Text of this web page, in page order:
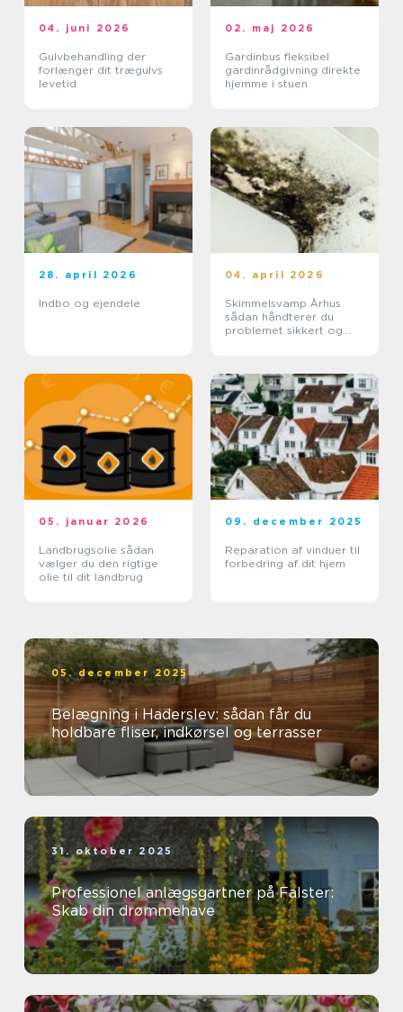
04. juni 2026
Gulvbehandling der
forlænger dit trægulvs
levetid
02. maj 2026
Gardinbus fleksibel
gardinrådgivning direkte
hjemme i stuen
28. april 2026
Indbo og ejendele
04. april 2026
Skimmelsvamp Århus
sådan håndterer du
problemet sikkert og
05. januar 2026
Landbrugsolie sådan
vælger du den rigtige
olie til dit landbrug
09. december 2025
Reparation af vinduer til
forbedring af dit hjem
05. december 2025
Belægning i Haderslev: sådan får du
holdbare fliser, indkørsel og terrasser
31. oktober 2025
Professionel anlægsgartner på Falster:
Skab din drømmehave